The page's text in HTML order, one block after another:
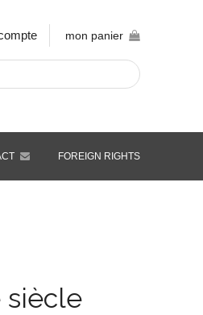
mon panier
FOREIGN RIGHTS
siècle